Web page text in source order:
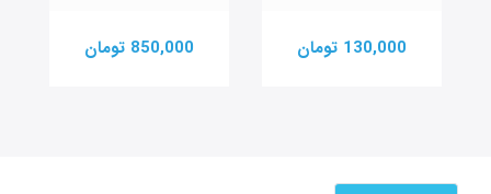
130,000 تومان 850,000 تومان